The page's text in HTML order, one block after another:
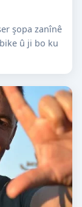
şopa zanînê
û ji bo ku